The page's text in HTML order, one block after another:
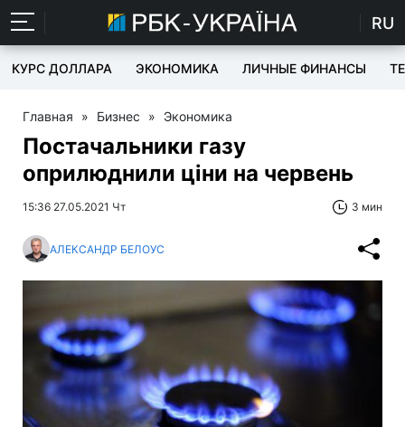
RU
КУРС ДОЛЛАРА ЭКОНОМИКА ЛИЧНЫЕ ФИНАНСЫ
Главная » Бизнес » Экономика
Постачальники газу
оприлюднили ціни на червень
15:36 27.05.2021 Чт 3 мин
АЛЕКСАНДР БЕЛОУС